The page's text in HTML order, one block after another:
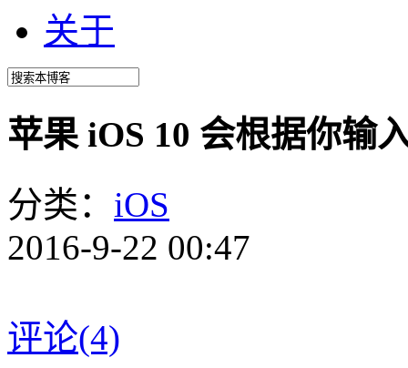
关于
苹果 iOS 10 会根据你输
分类： iOS
2016-9-22 00:47
评论(4)